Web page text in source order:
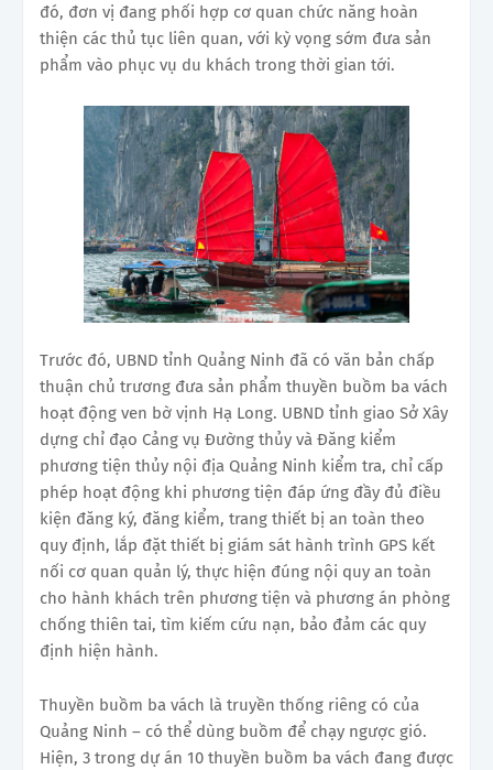
đó, đơn vị đang phối hợp cơ quan chức năng hoàn
thiện các thủ tục liên quan, với kỳ vọng sớm đưa sản
phẩm vào phục vụ du khách trong thời gian tới.
Trước đó, UBND tỉnh Quảng Ninh đã có văn bản chấp
thuận chủ trương đưa sản phẩm thuyền buồm ba vách
hoạt động ven bờ vịnh Hạ Long. UBND tỉnh giao Sở Xây
dựng chỉ đạo Cảng vụ Đường thủy và Đăng kiểm
phương tiện thủy nội địa Quảng Ninh kiểm tra, chỉ cấp
phép hoạt động khi phương tiện đáp ứng đầy đủ điều
kiện đăng ký, đăng kiểm, trang thiết bị an toàn theo
quy định, lắp đặt thiết bị giám sát hành trình GPS kết
nối cơ quan quản lý, thực hiện đúng nội quy an toàn
cho hành khách trên phương tiện và phương án phòng
chống thiên tai, tìm kiếm cứu nạn, bảo đảm các quy
định hiện hành.
Thuyền buồm ba vách là truyền thống riêng có của
Quảng Ninh – có thể dùng buồm để chạy ngược gió.
Hiện, 3 trong dự án 10 thuyền buồm ba vách đang được